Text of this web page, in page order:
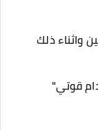
واثناء ذلك
قوتي"